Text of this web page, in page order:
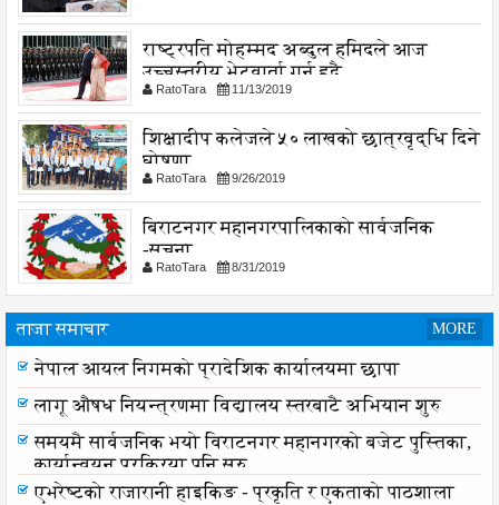
राष्ट्रपति मोहम्मद अब्दुल हमिदले आज
उच्चस्तरीय भेटवार्ता गर्नु हुदै,
RatoTara 11/13/2019
शिक्षादीप कलेजले ५० लाखको छात्रवृद्धि दिने
घोषणा
RatoTara 9/26/2019
बिराटनगर महानगरपालिकाको सार्वजनिक
-सुचना
RatoTara 8/31/2019
ताजा समाचार MORE
नेपाल आयल निगमको प्रादेशिक कार्यालयमा छापा
लागू औषध नियन्त्रणमा विद्यालय स्तरबाटै अभियान शुरु
समयमै सार्वजनिक भयो विराटनगर महानगरको बजेट पुस्तिका,
कार्यान्वयन प्रक्रिया पनि सुरु
एभरेष्टको राजारानी हाइकिङ - प्रकृति र एकताको पाठशाला